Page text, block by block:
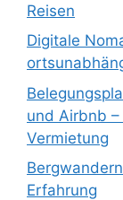
Reisen
Digitale
und Airbnb
Vermietung
Erfahrung